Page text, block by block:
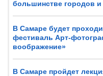
большинстве городов
В Самаре будет
фестиваль Арт-
воображение»
В Самаре пройдет